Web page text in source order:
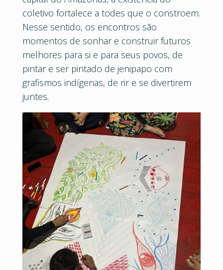
coletivo fortalece a todes que o constroem.
Nesse sentido, os encontros são
momentos de sonhar e construir futuros
melhores para si e para seus povos, de
pintar e ser pintado de jenipapo com
grafismos indígenas, de rir e se divertirem
juntes.